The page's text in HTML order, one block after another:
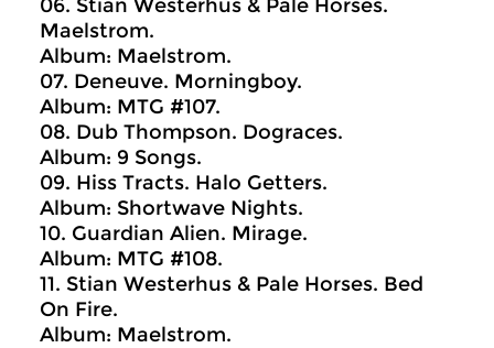
06. Stian Westerhus & Pale Horses.
Maelstrom.
Album: Maelstrom.
07. Deneuve. Morningboy.
Album: MTG #107.
08. Dub Thompson. Dograces.
Album: 9 Songs.
09. Hiss Tracts. Halo Getters.
Album: Shortwave Nights.
10. Guardian Alien. Mirage.
Album: MTG #108.
11. Stian Westerhus & Pale Horses. Bed
On Fire.
Album: Maelstrom.